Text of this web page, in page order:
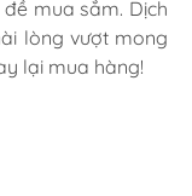
sóc khách tận
2 máy rửa bát
định. Ở đây có
mua sắm. Dịch
lòng vượt mong
lại mua hàng!